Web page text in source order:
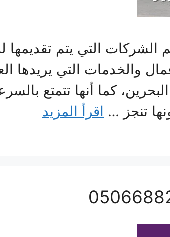
التي يتم تقديمها
والخدمات التي يريدها
كما أنها تتمتع
تنجز … اقرأ المزيد